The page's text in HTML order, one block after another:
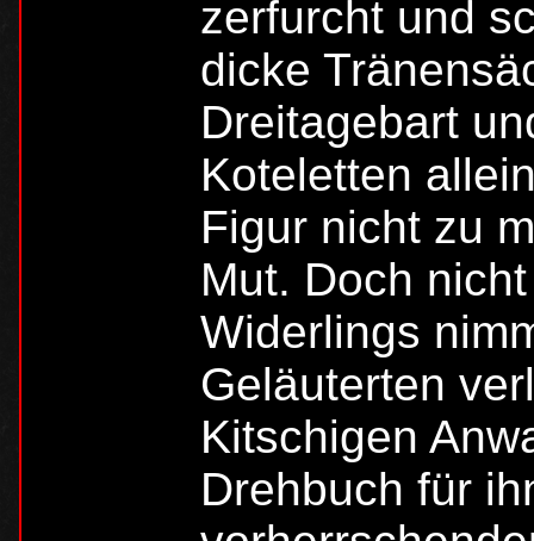
zerfurcht und
dicke
Dreitagebart
Koteletten
Figur nicht zu
Mut. Doch
Widerlings
Geläuterten
Kitschigen
Drehbuch für